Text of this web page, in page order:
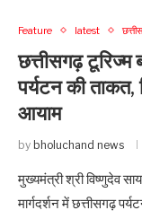
Feature latest
छत्तीसगढ़
पर्यटन की ताकत,
आयाम
by bholuchand news
मुख्यमंत्री श्री विष्णुदेव
मार्गदर्शन में छत्तीसगढ़